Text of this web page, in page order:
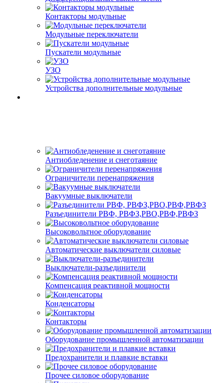
Контакторы модульные
Модульные переключатели
Пускатели модульные
УЗО
Устройства дополнительные модульные
Антиобледенение и снеготаяние
Ограничители перенапряжения
Вакуумные выключатели
Разъединители РВФ, РВФЗ,РВО,РВФ,РВФЗ
Высоковольтное оборудование
Автоматические выключатели cиловые
Выключатели-разъединители
Компенсация реактивной мощности
Конденсаторы
Контакторы
Оборудование промышленной автоматизации
Предохранители и плавкие вставки
Прочее силовое оборудование